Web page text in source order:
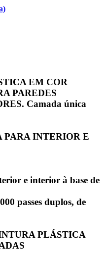
EM COR
PAREDES
Camada única
PARA INTERIOR E
e interior à base de
passes duplos, de
PLÁSTICA